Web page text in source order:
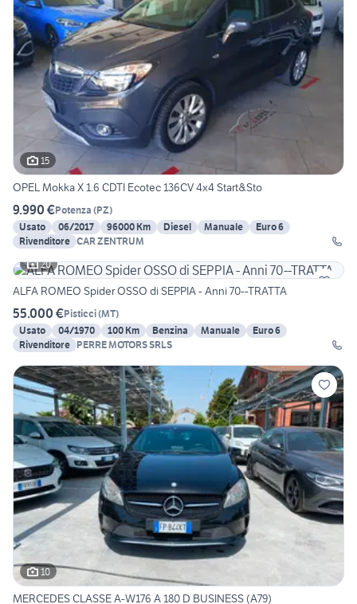
15
OPEL Mokka X 1.6 CDTI Ecotec 136CV 4x4 Start&Sto
9.990 €Potenza (PZ)
Usato
06/2017 96000 Km Diesel Manuale
Euro 6
Rivenditore CAR ZENTRUM
20
ALFA ROMEO Spider OSSO di SEPPIA - Anni 70--TRATTA
55.000 €Pisticci(MT)
Usato
04/1970 100 Km Benzina Manuale
Euro 6
Rivenditore PERRE MOTORS SRLS
10
MERCEDES CLASSE A-W176 A 180 D BUSINESS (A79)